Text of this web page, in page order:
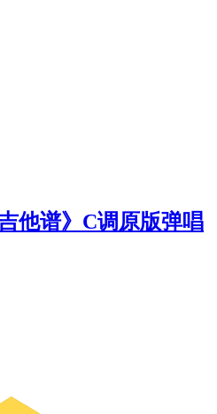
他谱》C调原版弹唱